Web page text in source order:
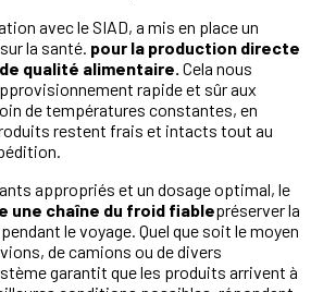
avec le SIAD, a mis en place un
la santé. pour la production directe
qualité alimentaire. Cela nous
rapide et sûr aux
de températures constantes, en
restent frais et intacts tout au
appropriés et un dosage optimal, le
une chaîne du froid fiablepréserver la
le voyage. Quel que soit le moyen
de camions ou de divers
garantit que les produits arrivent à